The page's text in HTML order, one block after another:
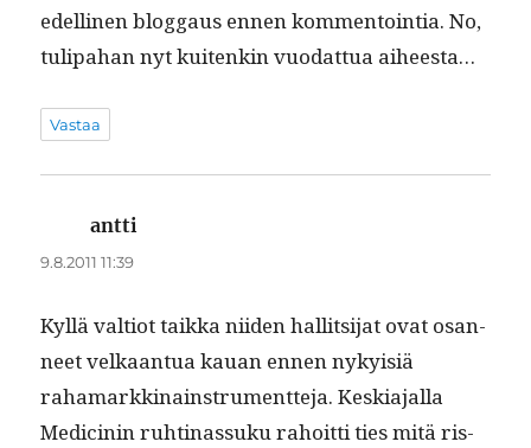
edelli­nen blog­gaus ennen kom­men­toin­tia. No,
tuli­pa­han nyt kuitenkin vuo­dat­tua aiheesta…
Vastaa
antti
9.8.2011 11:39
Kyl­lä val­tiot taik­ka niiden hal­lit­si­jat ovat osan­
neet velka­an­tua kauan ennen nyky­isiä
rahamarkki­nain­stru­ment­te­ja. Keski­a­jal­la
Med­i­cinin ruhti­nas­suku rahoit­ti ties mitä ris­